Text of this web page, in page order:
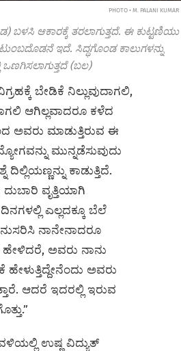
PHOTO • M. PALANI KUMAR
ಬಳಸಿ ಆಕಾರಕ್ಕೆ ತರಲಾಗುತ್ತದೆ. ಈ ಕುಟ್ಟಣಿಯು
ಇದೆ. ಸಿದ್ಧಗೊಂಡ ಕಾಲುಗಳನ್ನು
ಒಣಗಿಸಲಾಗುತ್ತದೆ (ಬಲ)
ಬೇಡಿಕೆ ನಿಲ್ಲುವುದಾಗಲಿ,
ಆಗಿಲ್ಲವಾದರೂ ಕಳೆದ
ಅವರು ಮಾಡುತ್ತಿರುವ ಈ
ಮುನ್ನಡೆಸುವುದು
ದಿಲ್ಲಿಯಣ್ಣನ್ನು ಕಾಡುತ್ತಿದೆ.
ವೃತ್ತಿಯಾಗಿ
ಎಲ್ಲದಕ್ಕೂ ಬೆಲೆ
ನಾನೇನಾದರೂ
ಅವರು ನಾನು
ಅವರು
ಆದರೆ ಇದರಲ್ಲಿ ಇರುವ
ಉಷ್ಣ ವಿದ್ಯುತ್